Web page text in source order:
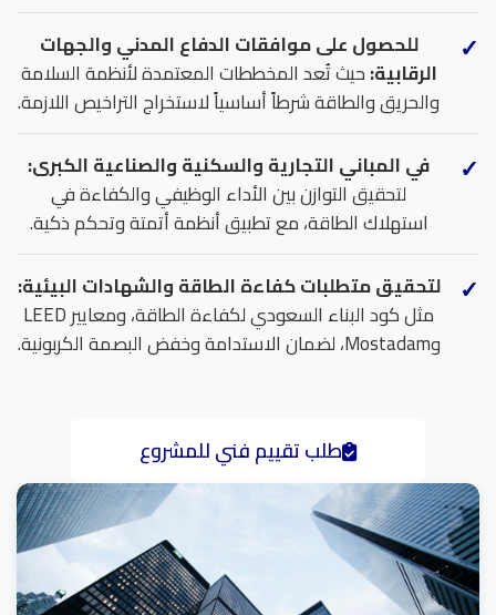
للحصول على موافقات الدفاع المدني والجهات
الرقابية:حيث تُعد المخططات المعتمدة لأنظمة السلامة
والحريق والطاقة شرطاً أساسياً لاستخراج التراخيص اللازمة.
في المباني التجارية والسكنية والصناعية الكبرى:
لتحقيق التوازن بين الأداء الوظيفي والكفاءة في
استهلاك الطاقة، مع تطبيق أنظمة أتمتة وتحكم ذكية.
لتحقيق متطلبات كفاءة الطاقة والشهادات البيئية:
مثل كود البناء السعودي لكفاءة الطاقة، ومعايير LEED
وMostadam، لضمان الاستدامة وخفض البصمة الكربونية.
طلب تقييم فني للمشروع